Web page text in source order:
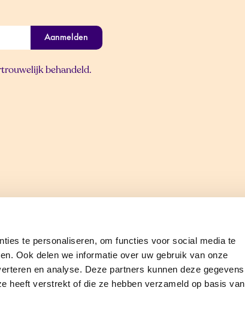
te personaliseren, om functies voor social media te
Ook delen we informatie over uw gebruik van onze
en analyse. Deze partners kunnen deze gegevens
heeft verstrekt of die ze hebben verzameld op basis van
Aanmelden
behandeld.